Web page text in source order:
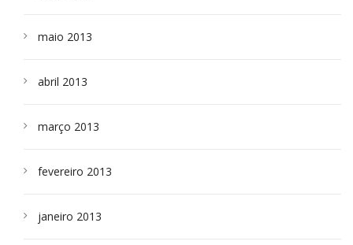
maio 2013
abril 2013
março 2013
fevereiro 2013
janeiro 2013